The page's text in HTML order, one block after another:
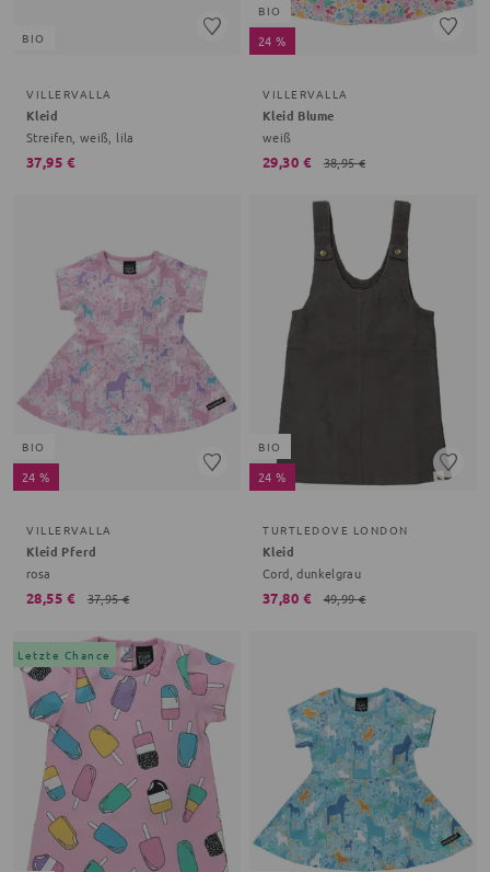
BIO
VILLERVALLA
Kleid
Streifen, weiß, lila
37,95 €
BIO
24 %
VILLERVALLA
Kleid Blume
weiß
29,30 € 38,95 €
BIO
24 %
VILLERVALLA
Kleid Pferd
rosa
28,55 € 37,95 €
BIO
24 %
TURTLEDOVE LONDON
Kleid
Cord, dunkelgrau
37,80 € 49,99 €
Letzte Chance